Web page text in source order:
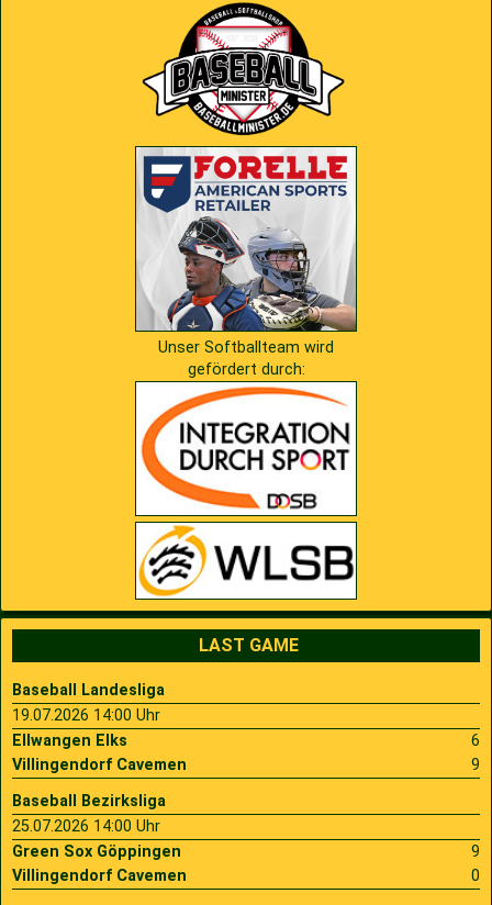
Unser Softballteam wird
gefördert durch:
LAST GAME
Baseball Landesliga
19.07.2026 14:00 Uhr
Ellwangen Elks
6
Villingendorf Cavemen
9
Baseball Bezirksliga
25.07.2026 14:00 Uhr
Green Sox Göppingen
9
Villingendorf Cavemen
0